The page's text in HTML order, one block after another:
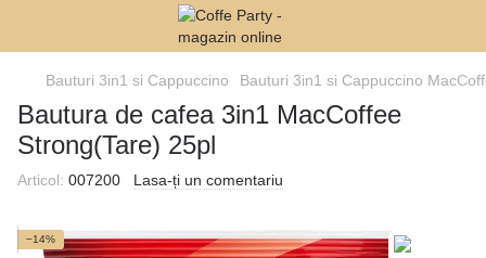
Bauturi 3in1 si Cappuccino Bauturi 3in1 si Cappuccino
Bautura de cafea 3in1 MacCoffee
Strong(Tare) 25pl
Articol: 007200 Lasa-ți un comentariu
−14%